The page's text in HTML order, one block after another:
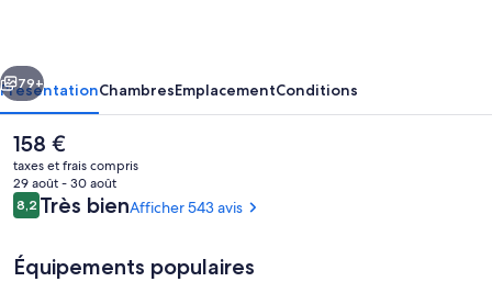
Suivant
79+
PrésentationChambresEmplacementConditions
Le
prix
actuel
est
de
158 €
taxes et frais compris
29 août - 30 août
Avis
voyageurs
8,28,2 sur 10
Très bienAfficher 543 avis
Équipements populaires